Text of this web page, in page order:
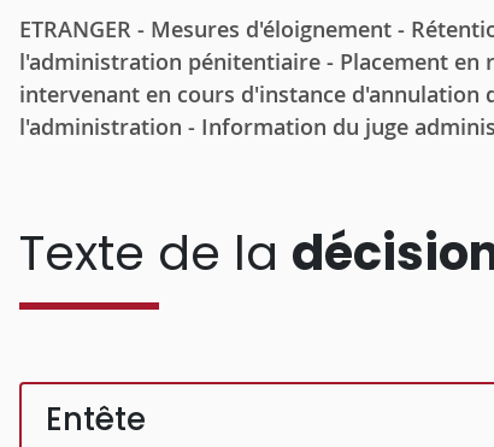
ETRANGER - Mesures d'éloignement -
l'administration pénitentiaire - Placement en
intervenant en cours d'instance d'annulation
l'administration - Information du juge
Texte de la
Entête